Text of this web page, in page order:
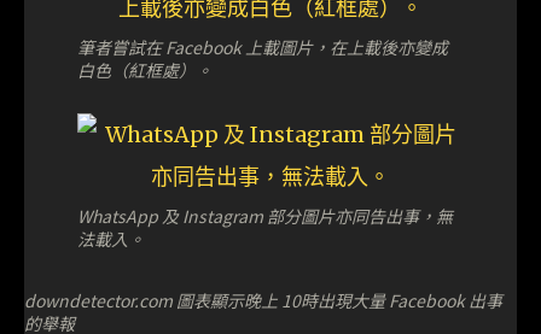
筆者嘗試在 Facebook 上載圖片，在上載後亦變成
白色（紅框處）。
WhatsApp 及 Instagram 部分圖片亦同告出事，無
法載入。
downdetector.com 圖表顯示晚上 10時出現大量 Facebook 出事
的舉報